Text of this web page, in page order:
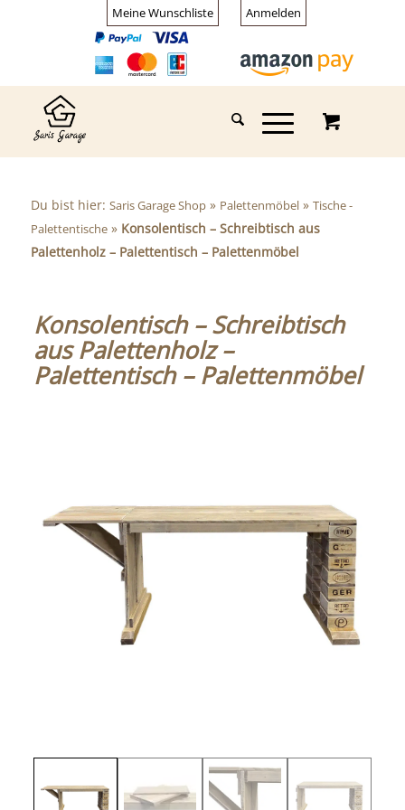
Meine Wunschliste Anmelden
Du bist hier: Saris Garage Shop» Palettenmöbel» Tische -
Palettentische» Konsolentisch – Schreibtisch aus
Palettenholz – Palettentisch – Palettenmöbel
Konsolentisch – Schreibtisch
aus Palettenholz –
Palettentisch – Palettenmöbel